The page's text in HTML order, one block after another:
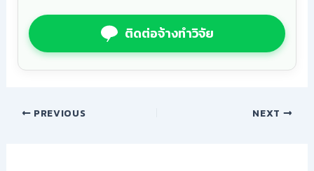
ติดต่อจ้างทำวิจัย
PREVIOUS NEXT